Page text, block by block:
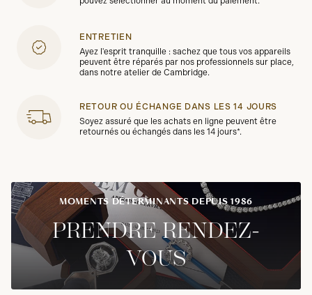
ENTRETIEN
Ayez l'esprit tranquille : sachez que tous vos appareils
peuvent être réparés par nos professionnels sur place,
dans notre atelier de Cambridge.
RETOUR OU ÉCHANGE DANS LES 14 JOURS
Soyez assuré que les achats en ligne peuvent être
retournés ou échangés dans les 14 jours*.
MOMENTS DÉTERMINANTS DEPUIS 1986
PRENDRE RENDEZ-
VOUS